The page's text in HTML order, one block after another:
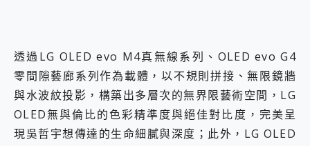
透過LG OLED evo M4真無線系列、OLED evo G4
零間隙藝廊系列作為載體，以不規則拼接、無限鏡牆
與水波紋投影，構築出多層次的無界限藝術空間，LG
OLED無與倫比的色彩精準度與絕佳對比度，完美呈
現吳哲宇想傳達的生命細膩與深度；此外，LG OLED